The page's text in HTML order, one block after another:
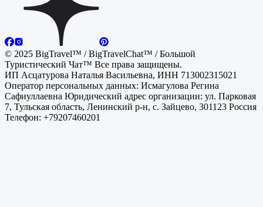
© 2025 BigTravel™ / BigTravelChat™ / Большой
Туристический Чат™ Все права защищены.
ИП Асцатурова Наталья Васильевна, ИНН 713002315021
Оператор персональных данных: Исмагулова Регина
Сафиуллаевна Юридический адрес организации: ул. Парковая
7, Тульская область, Ленинский р-н, с. Зайцево, 301123 Россия
Телефон: +79207460201